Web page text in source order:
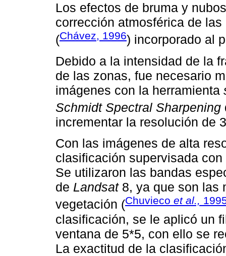
Los efectos de bruma y
corrección atmosférica de
(Chávez, 1996) incorporado al
Debido a la intensidad de la
de las zonas, fue necesario
imágenes con la herramienta
Schmidt Spectral Sharpening
incrementar la resolución de
Con las imágenes de alta
clasificación supervisada
Se utilizaron las bandas
de Landsat8, ya que son las
vegetación (Chuvieco et al.,
clasificación, se le aplicó un
ventana de 5*5, con ello se
La exactitud de la